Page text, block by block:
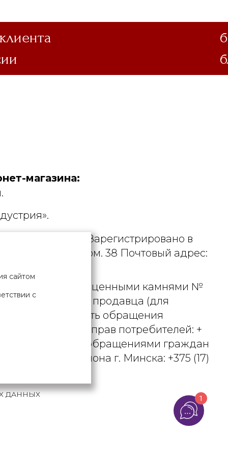
магазина:
190729471. Зарегистрировано в
д. 9А, пом. 38 Почтовый адрес:
и драгоценными камнями №
телефона продавца (для
рассматривать обращения
о защите прав потребителей: +
по работе с обращениями граждан
района г. Минска: +375 (17)
ДАННЫХ
сайтом
с
1